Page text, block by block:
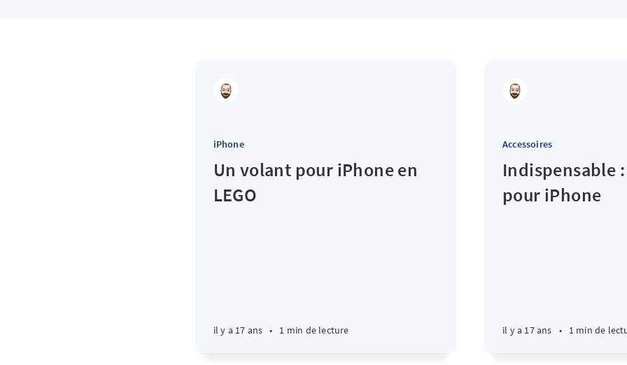
iPhone
Un volant pour iPhone en
LEGO
il y a 17 ans • 1 min de lecture
Accessoires
Indispensable
pour iPhone
il y a 17 ans • 1 min de